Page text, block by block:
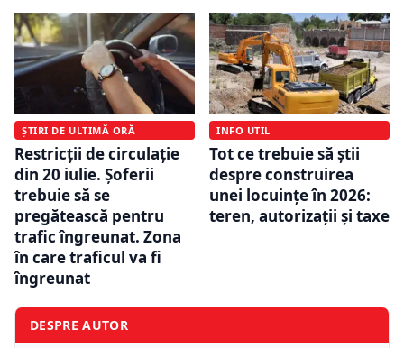
ȘTIRI DE ULTIMĂ ORĂ
Restricții de circulație
din 20 iulie. Șoferii
trebuie să se
pregătească pentru
trafic îngreunat. Zona
în care traficul va fi
îngreunat
INFO UTIL
Tot ce trebuie să știi
despre construirea
unei locuințe în 2026:
teren, autorizații și taxe
DESPRE AUTOR